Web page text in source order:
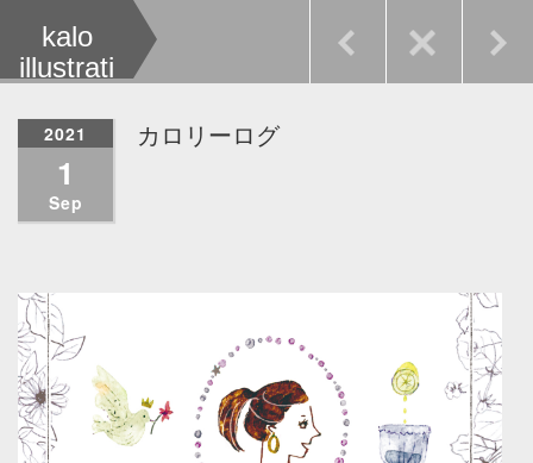
kalo
illustrati
2021
1
Sep
カロリーログ